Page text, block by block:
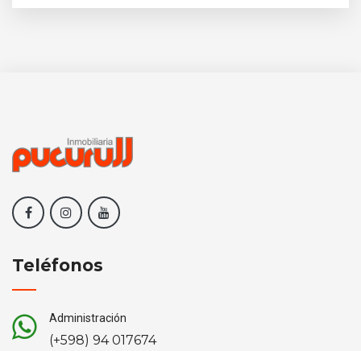
Teléfonos
Administración
(+598) 94 017674